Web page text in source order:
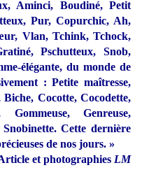
Aminci, Boudiné, Petit
Pur, Copurchic, Ah,
Vlan, Tchink, Tchock,
Pschutteux, Snob,
élégante, du monde de
: Petite maîtresse,
Cocotte, Cocodette,
Gommeuse, Genreuse,
Snobinette. Cette dernière
de nos jours. »
et photographies LM